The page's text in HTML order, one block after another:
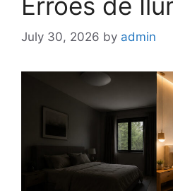
July 30, 2026 by admin